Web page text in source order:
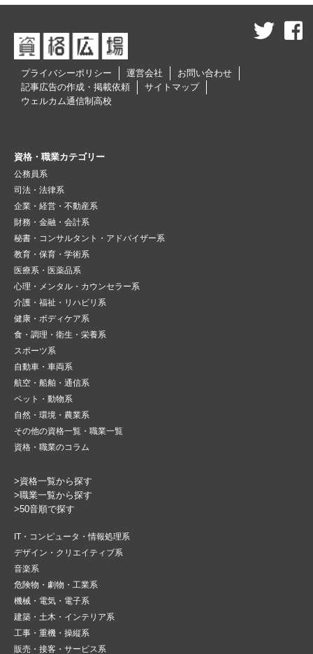
プライバシーポリシー 運営会社
お問い合わせ
記事広告の作成・掲載依頼
サイトマップ
ウェルカム通信制高校
資格・職業カテゴリー
公務員系
司法・法律系
企業・経営・不動産系
財務・金融・会計系
秘書・コンサルタント・アドバイザー系
教育・保育・学術系
医療系・医薬品系
心理・メンタル・カウンセラー系
介護・福祉・リハビリ系
健康・ボディケア系
食・調理・衛生・栄養系
スポーツ系
自動車・車両系
航空・船舶・通信系
ペット・動物系
自然・環境・農業系
その他の資格一覧・職業一覧
資格・職業のコラム
>資格一覧から探す
>職業一覧から探す
>50音順で探す
IT・コンピュータ・情報処理系
デザイン・クリエイティブ系
音楽系
危険物・劇物・工業系
機械・電気・電子系
建築・土木・インテリア系
工事・重機・操縦系
販売・接客・サービス系